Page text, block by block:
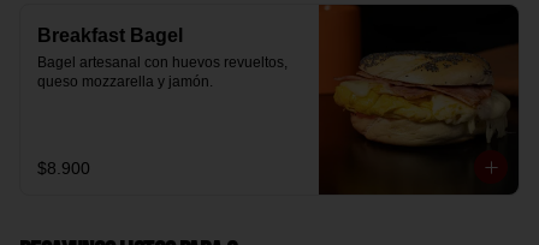
Breakfast Bagel
Bagel artesanal con huevos revueltos,
queso mozzarella y jamón.
$8.900